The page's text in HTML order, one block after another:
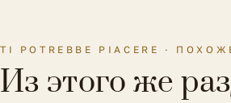
TI POTREBBE PIACERE ·
Из этого же